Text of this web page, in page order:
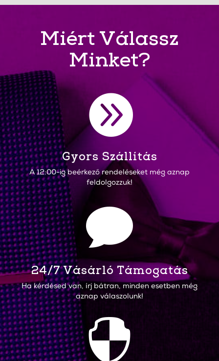
Miért Válassz
Minket?

Gyors Szállítás
A 12:00-ig beérkező rendeléseket még aznap
feldolgozzuk!

24/7 Vásárló Támogatás
Ha kérdésed van, írj bátran, minden esetben még
aznap válaszolunk!
